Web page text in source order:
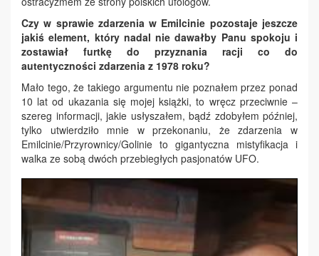
Czy w sprawie zdarzenia w Emilcinie pozostaje jeszcze
jakiś element, który nadal nie dawałby Panu spokoju i
zostawiał furtkę do przyznania racji co do
autentyczności zdarzenia z 1978 roku?
Mało tego, że takiego argumentu nie poznałem przez ponad
10 lat od ukazania się mojej książki, to wręcz przeciwnie –
szereg informacji, jakie usłyszałem, bądź zdobyłem później,
tylko utwierdziło mnie w przekonaniu, że zdarzenia w
Emilcinie/Przyrownicy/Golinie to gigantyczna mistyfikacja i
walka ze sobą dwóch przebiegłych pasjonatów UFO.